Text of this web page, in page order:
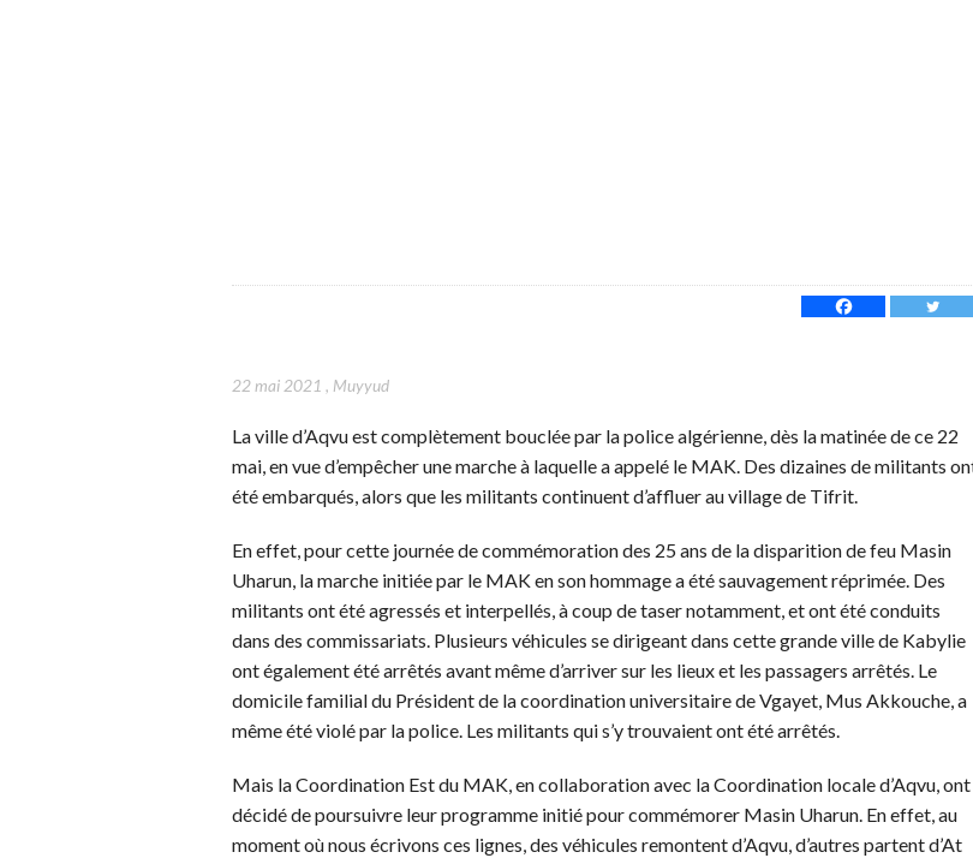
22 mai 2021 , Muyyud
La ville d’Aqvu est complètement bouclée par la police algérienne, dès la matinée de ce 22
mai, en vue d’empêcher une marche à laquelle a appelé le MAK. Des dizaines de militants
été embarqués, alors que les militants continuent d’affluer au village de Tifrit.
En effet, pour cette journée de commémoration des 25 ans de la disparition de feu Masin
Uharun, la marche initiée par le MAK en son hommage a été sauvagement réprimée. Des
militants ont été agressés et interpellés, à coup de taser notamment, et ont été conduits
dans des commissariats. Plusieurs véhicules se dirigeant dans cette grande ville de Kabylie
ont également été arrêtés avant même d’arriver sur les lieux et les passagers arrêtés. Le
domicile familial du Président de la coordination universitaire de Vgayet, Mus Akkouche, a
même été violé par la police. Les militants qui s’y trouvaient ont été arrêtés.
Mais la Coordination Est du MAK, en collaboration avec la Coordination locale d’Aqvu, ont
décidé de poursuivre leur programme initié pour commémorer Masin Uharun. En effet, au
moment où nous écrivons ces lignes, des véhicules remontent d’Aqvu, d’autres partent d’At